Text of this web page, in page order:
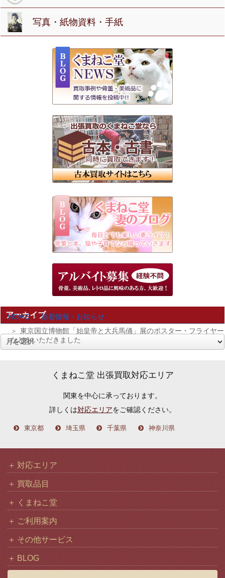
HOME
新着情報・お知らせ
東京国立博物館「始皇帝と大兵馬俑」展のポスター・フライヤー
などをいただきました
写真・紙物資料・手紙
アーカイブ
くまねこ堂 出張買取対応エリア
関東を中心に承っております。
詳しくは対応エリアをご確認ください。
東京都 埼玉県 千葉県 神奈川県
対応エリア
買取品目
くまねこ堂
ご利用案内
その他サービス
BLOG